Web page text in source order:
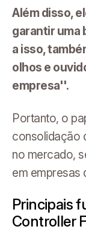
Além disso,
garantir uma
a isso,
olhos e
empresa''.
Portanto, o
consolidação
no mercado,
em empresas
Principais
Controller